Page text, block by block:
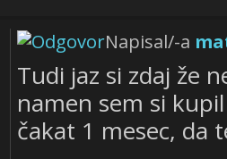
Napisal/-a
Tudi jaz si zdaj že
namen sem si
čakat 1 mesec, da